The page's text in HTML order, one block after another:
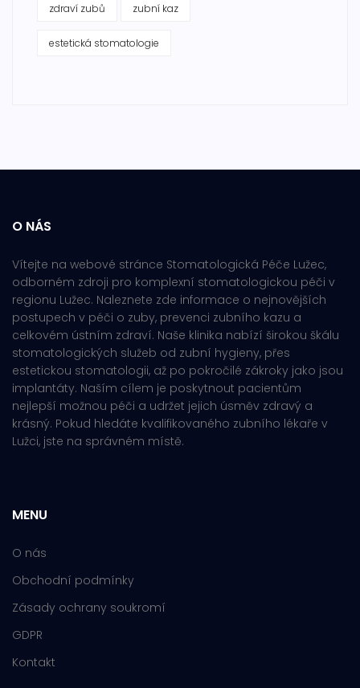
zdraví zubů zubní kaz
estetická stomatologie
O NÁS
Vítejte na webové stránce Stomatologická Péče Lužec,
odborném zdroji pro komplexní stomatologickou péči v
regionu Lužec. Naleznete zde informace o nejnovějších
postupech v péči o zuby, prevenci zubního kazu a
celkovém ústním zdraví. Naše klinika nabízí širokou škálu
stomatologických služeb od zubní hygieny, přes
estetickou stomatologii, až po pokročilé zákroky jako jsou
implantáty. Naším cílem je poskytnout pacientům
nejlepší možnou péči a udržet jejich úsměv zdravý a
krásný. Pokud hledáte kvalifikovaného zubního lékaře v
Lužci, jste na správném místě.
MENU
O nás
Obchodní podmínky
Zásady ochrany soukromí
GDPR
Kontakt